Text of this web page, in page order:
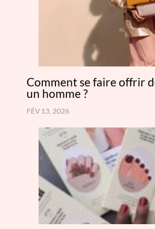
Comment se faire offrir
un homme ?
FÉV 13, 2026